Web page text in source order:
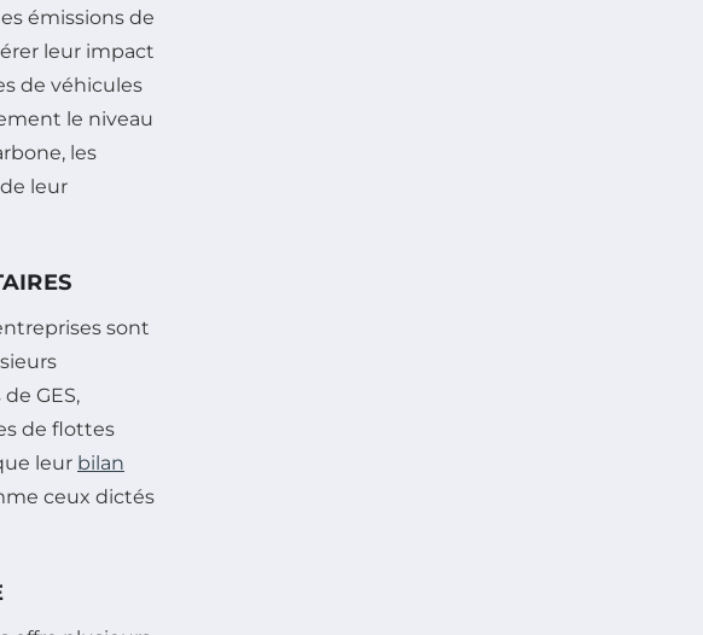
émissions de
leur impact
de véhicules
le niveau
les
leur
sont
GES,
de flottes
leur bilan
ceux dictés